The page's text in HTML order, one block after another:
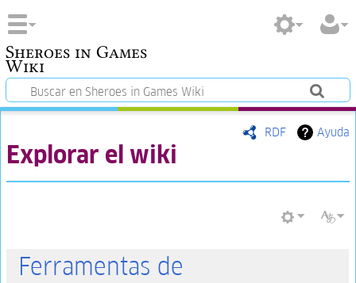
Sheroes in Games
Wiki
RDF Ayuda
Explorar el wiki
Ferramentas de